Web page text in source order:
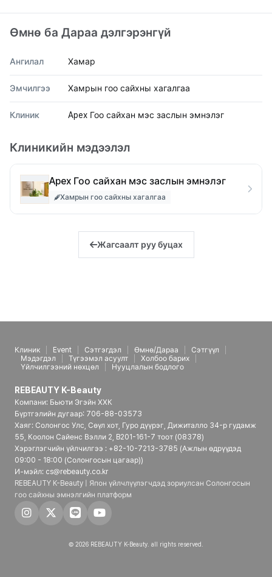
Өмнө ба Дараа дэлгэрэнгүй
Ангилал Хамар
Эмчилгээ Хамрын гоо сайхны хагалгаа
Клиник Apex Гоо сайхан мэс заслын эмнэлэг
Клиникийн мэдээлэл
Apex Гоо сайхан мэс заслын эмнэлэг
Хамрын гоо сайхны хагалгаа
Жагсаалт руу буцах
Клиник Event Сэтгэгдэл Өмнө/Дараа
Сэтгүүл
Мэдэгдэл
Түгээмэл асуулт
Холбоо барих
Үйлчилгээний нөхцөл
Нууцлалын бодлого
REBEAUTY K-Beauty
Компани: Бьюти Эгэйн ХХК
Бүртгэлийн дугаар: 706-88-03573
Хаяг: Солонгос Улс, Сөүл хот, Гуро дүүрэг, Дижиталло 34-р гудамж
55, Коолон Сайенс Вэлли 2, B201-161-7 тоот (08378)
Хэрэглэгчийн үйлчилгээ : +82-10-7213-3785 (Ажлын өдрүүдэд
09:00 - 18:00 (Солонгосын цагаар))
И-мэйл: cs@rebeauty.co.kr
REBEAUTY K-Beauty | Япон үйлчлүүлэгчдэд зориулсан Солонгосын
гоо сайхны эмнэлгийн платформ
© 2026 REBEAUTY K-Beauty. all rights reserved.